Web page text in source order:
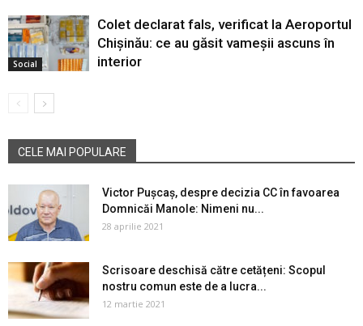
Social
Colet declarat fals, verificat la Aeroportul
Chișinău: ce au găsit vameșii ascuns în
interior
CELE MAI POPULARE
Victor Pușcaș, despre decizia CC în favoarea
Domnicăi Manole: Nimeni nu...
28 aprilie 2021
Scrisoare deschisă către cetățeni: Scopul
nostru comun este de a lucra...
12 martie 2021